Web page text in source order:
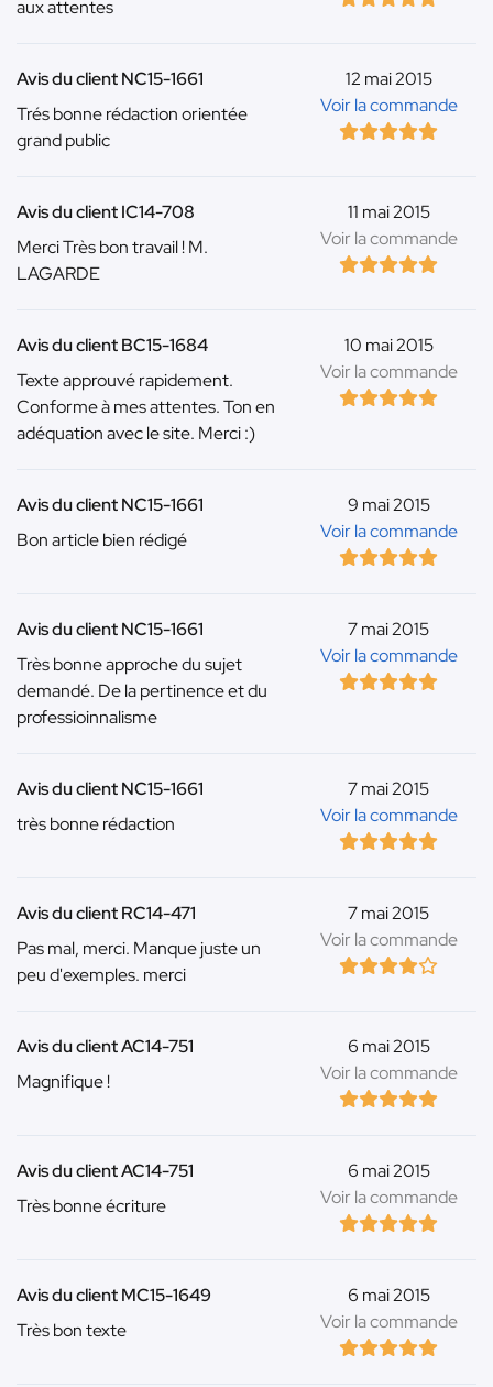
aux attentes
12 mai 2015
Voir la commande
Avis du client NC15-1661
Trés bonne rédaction orientée
grand public
11 mai 2015
Voir la commande
Avis du client IC14-708
Merci Très bon travail ! M.
LAGARDE
10 mai 2015
Voir la commande
Avis du client BC15-1684
Texte approuvé rapidement.
Conforme à mes attentes. Ton en
adéquation avec le site. Merci :)
9 mai 2015
Voir la commande
Avis du client NC15-1661
Bon article bien rédigé
7 mai 2015
Voir la commande
Avis du client NC15-1661
Très bonne approche du sujet
demandé. De la pertinence et du
professioinnalisme
7 mai 2015
Voir la commande
Avis du client NC15-1661
très bonne rédaction
7 mai 2015
Voir la commande
Avis du client RC14-471
Pas mal, merci. Manque juste un
peu d'exemples. merci
6 mai 2015
Voir la commande
Avis du client AC14-751
Magnifique !
6 mai 2015
Voir la commande
Avis du client AC14-751
Très bonne écriture
6 mai 2015
Voir la commande
Avis du client MC15-1649
Très bon texte